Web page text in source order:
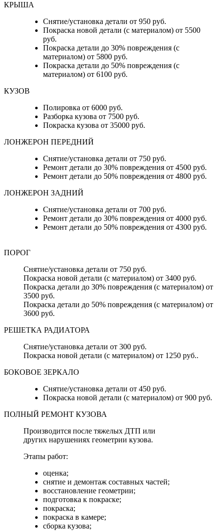
КРЫША
Снятие/установка детали от 950 руб.
Покраска новой детали (с материалом) от 5500
руб.
Покраска детали до 30% повреждения (с
материалом) от 5800 руб.
Покраска детали до 50% повреждения (с
материалом) от 6100 руб.
КУЗОВ
Полировка от 6000 руб.
Разборка кузова от 7500 руб.
Покраска кузова от 35000 руб.
ЛОНЖЕРОН ПЕРЕДНИЙ
Снятие/установка детали от 750 руб.
Ремонт детали до 30% повреждения от 4500 руб.
Ремонт детали до 50% повреждения от 4800 руб.
ЛОНЖЕРОН ЗАДНИЙ
Снятие/установка детали от 700 руб.
Ремонт детали до 30% повреждения от 4000 руб.
Ремонт детали до 50% повреждения от 4300 руб.
ПОРОГ
Снятие/установка детали от 750 руб.
Покраска новой детали (с материалом) от 3400 руб.
Покраска детали до 30% повреждения (с материалом) от
3500 руб.
Покраска детали до 50% повреждения (с материалом) от
3600 руб.
РЕШЕТКА РАДИАТОРА
Снятие/установка детали от 300 руб.
Покраска новой детали (с материалом) от 1250 руб..
БОКОВОЕ ЗЕРКАЛО
Снятие/установка детали от 450 руб.
Покраска новой детали (с материалом) от 900 руб.
ПОЛНЫЙ РЕМОНТ КУЗОВА
Производится после тяжелых ДТП или
других нарушениях геометрии кузова.
Этапы работ:
оценка;
снятие и демонтаж составных частей;
восстановление геометрии;
подготовка к покраске;
покраска;
покраска в камере;
сборка кузова;